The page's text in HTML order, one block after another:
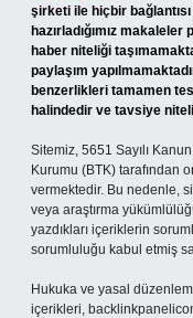
şirketi ile hiçbir
hazırladığımız
haber niteliği
paylaşım
benzerlikleri tamamen
halindedir ve tavsiye
Sitemiz, 5651 Sayılı
Kurumu (BTK) tarafından
vermektedir. Bu nedenle,
veya araştırma
yazdıkları içeriklerin
sorumluluğu kabul etmiş
Hukuka ve yasal
içerikleri,